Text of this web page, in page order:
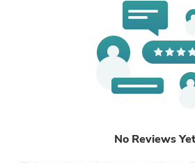
No Reviews